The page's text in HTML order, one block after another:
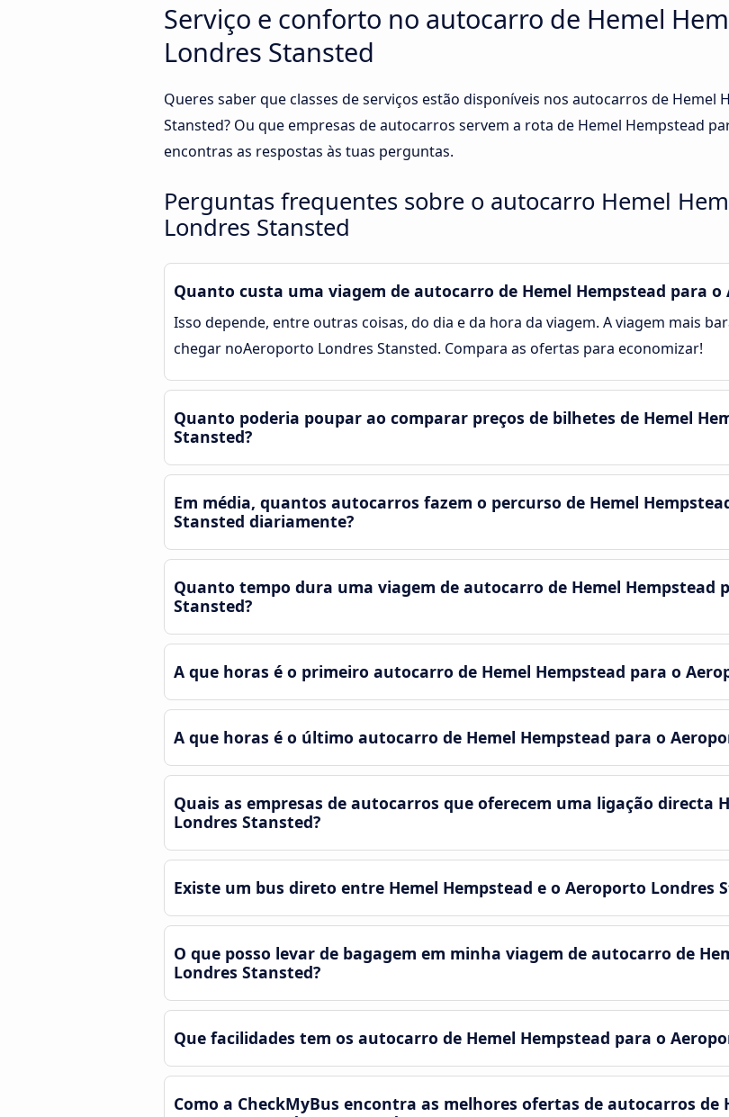
Serviço e conforto no autocarro de Hemel
Londres Stansted
Queres saber que classes de serviços estão disponíveis nos autocarros de
Stansted? Ou que empresas de autocarros servem a rota de Hemel Hempstead
encontras as respostas às tuas perguntas.
Perguntas frequentes sobre o autocarro Hemel
Londres Stansted
Quanto custa uma viagem de autocarro de Hemel Hempstead para
Isso depende, entre outras coisas, do dia e da hora da viagem. A viagem mais
chegar noAeroporto Londres Stansted. Compara as ofertas para economizar!
Quanto poderia poupar ao comparar preços de bilhetes de Hemel
Stansted?
Em média, quantos autocarros fazem o percurso de Hemel
Stansted diariamente?
Quanto tempo dura uma viagem de autocarro de Hemel Hempstead
Stansted?
A que horas é o primeiro autocarro de Hemel Hempstead para o
A que horas é o último autocarro de Hemel Hempstead para o
Quais as empresas de autocarros que oferecem uma ligação directa
Londres Stansted?
Existe um bus direto entre Hemel Hempstead e o Aeroporto Londres
O que posso levar de bagagem em minha viagem de autocarro de
Londres Stansted?
Que facilidades tem os autocarro de Hemel Hempstead para o
Como a CheckMyBus encontra as melhores ofertas de autocarros de